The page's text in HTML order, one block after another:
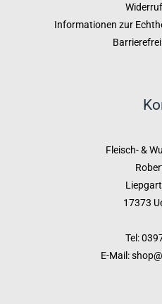
Informationen zur
Fleisch- &
17373
Tel:
E-Mail: